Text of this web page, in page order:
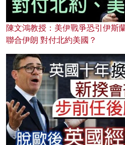
陳文鴻教授：美伊戰爭恐引伊斯
聯合伊朗 對付北約美國？